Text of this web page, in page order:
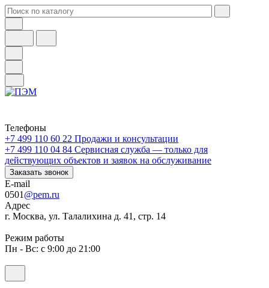
Телефоны
+7 499 110 60 22 Продажи и консультации
+7 499 110 04 84 Сервисная служба — только для
действующих объектов и заявок на обслуживание
Заказать звонок
E-mail
0501 @pem.ru
Адрес
г. Москва, ул. Талалихина д. 41, стр. 14
Режим работы
Пн - Вс: с 9:00 до 21:00